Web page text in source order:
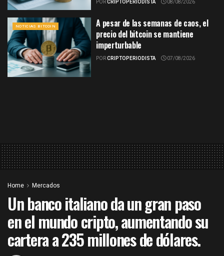
PORCRIPTOPERIODISTA 08/08/2026
NOTICIAS BITCOIN
A pesar de las semanas de caos, el
precio del bitcoin se mantiene
imperturbable
PORCRIPTOPERIODISTA 07/08/2026
Home Mercados
Un banco italiano da un gran paso
en el mundo cripto, aumentando su
cartera a 235 millones de dólares.